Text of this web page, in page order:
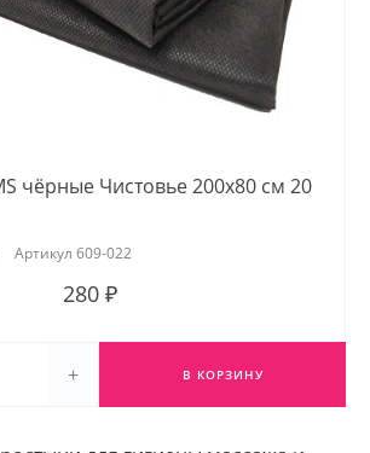
чёрные Чистовье 200х80 см 20
Артикул 609-022
280 ₽
+ В КОРЗИНУ